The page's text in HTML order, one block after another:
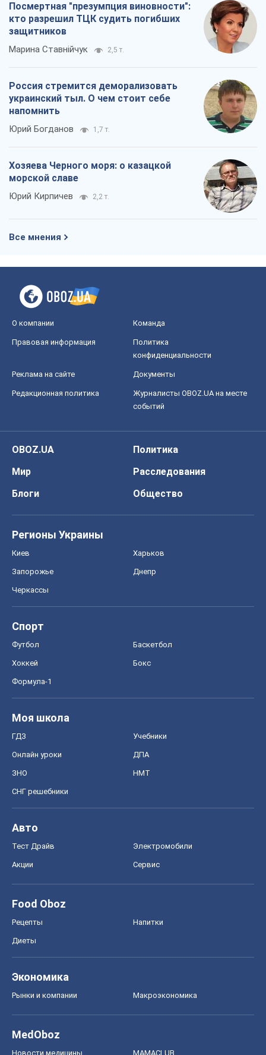
Посмертная "презумпция виновности":
кто разрешил ТЦК судить погибших
защитников
Марина Ставнійчук 2,5 т.
Россия стремится деморализовать
украинский тыл. О чем стоит себе
напомнить
Юрий Богданов 1,7 т.
Хозяева Черного моря: о казацкой
морской славе
Юрий Кирпичев 2,2 т.
Все мнения
О компании Команда
Правовая информация
Политика
конфиденциальности
Реклама на сайте Документы
Редакционная политика
Журналисты OBOZ.UA на месте
событий
OBOZ.UA
Политика
Мир
Расследования
Блоги
Общество
Регионы Украины
Киев Харьков
Запорожье Днепр
Черкассы
Спорт
Футбол Баскетбол
Хоккей Бокс
Формула-1
Моя школа
ГДЗ Учебники
Онлайн уроки ДПА
ЗНО НМТ
СНГ решебники
Авто
Тест Драйв Электромобили
Акции Сервис
Food Oboz
Рецепты Напитки
Диеты
Экономика
Рынки и компании Mакроэкономика
MedOboz
Новости медицины MAMACLUB